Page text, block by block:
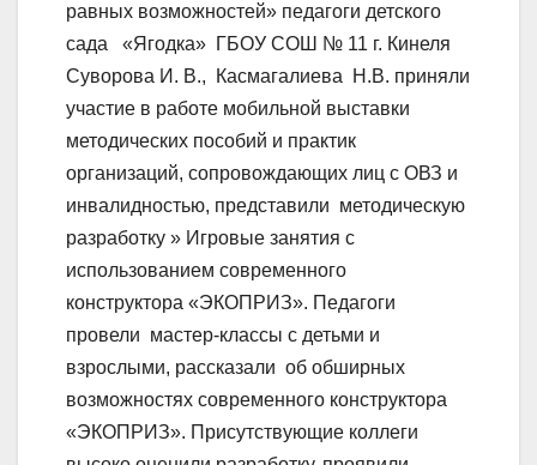
равных возможностей» педагоги детского
сада «Ягодка» ГБОУ СОШ № 11 г. Кинеля
Суворова И. В., Касмагалиева Н.В. приняли
участие в работе мобильной выставки
методических пособий и практик
организаций, сопровождающих лиц с ОВЗ и
инвалидностью, представили методическую
разработку » Игровые занятия с
использованием современного
конструктора «ЭКОПРИЗ». Педагоги
провели мастер-классы с детьми и
взрослыми, рассказали об обширных
возможностях современного конструктора
«ЭКОПРИЗ». Присутствующие коллеги